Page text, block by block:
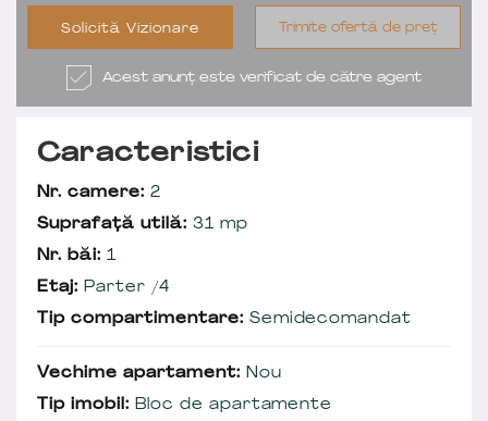
Solicită Vizionare Trimite ofertă de preț
Acest anunț este verificat de către agent
Caracteristici
Nr. camere: 2
Suprafață utilă: 31 mp
Nr. băi: 1
Etaj: Parter /4
Tip compartimentare: Semidecomandat
Vechime apartament: Nou
Tip imobil: Bloc de apartamente